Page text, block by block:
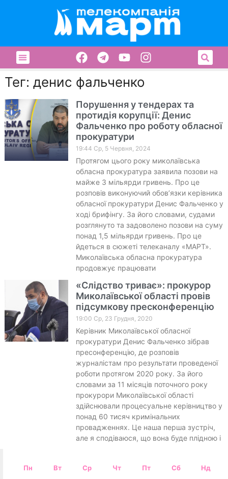
Тег: денис фальченко
Порушення у тендерах та
протидія корупції: Денис
Фальченко про роботу обласної
прокуратури
19:44 Ср, 5 Червня, 2024
Протягом цього року миколаївська
обласна прокуратура заявила позови на
майже 3 мільярди гривень. Про це
розповів виконуючий обовʼязки керівника
обласної прокуратури Денис Фальченко у
ході брифінгу. За його словами, судами
розглянуто та задоволено позови на суму
понад 1,5 мільярди гривень. Про це
йдеться в сюжеті телеканалу «МАРТ».
Миколаївська обласна прокуратура
продовжує працювати
«Слідство триває»: прокурор
Миколаївської області провів
підсумкову пресконференцію
19:00 Ср, 23 Грудня, 2020
Керівник Миколаївської обласної
прокуратури Денис Фальченко зібрав
пресонференцію, де розповів
журналістам про результати проведеної
роботи протягом 2020 року. За його
словами за 11 місяців поточного року
прокурори Миколаївської області
здійснювали процесуальне керівництво у
понад 60 тисяч кримінальних
провадженнях. Це наша перша зустріч,
але я сподіваюся, що вона буде плідною і
Пн Вт Ср Чт Пт Сб Нд